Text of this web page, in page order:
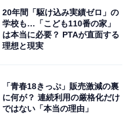
ブ3 赤外線家電を管理
スイッチボット 学習リモ
ー付き リモートボタン ス
遠隔操作 節電·省エネ
見る
20年間「駆け込み実績ゼロ」の
学校も…「こども110番の家」
は本当に必要？ PTAが直面する
理想と現実
「青春18きっぷ」販売激減の裏
に何が？ 連続利用の厳格化だけ
ではない「本当の理由」